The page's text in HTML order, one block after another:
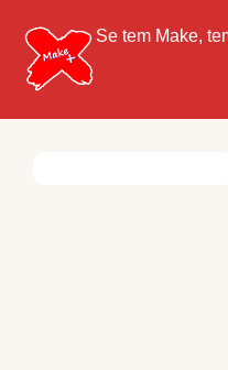
Se tem Make,